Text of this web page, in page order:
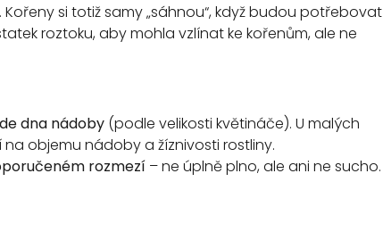
. Kořeny si totiž samy „sáhnou“, když budou potřebovat
roztoku, aby mohla vzlínat ke kořenům, ale ne
dna nádoby (podle velikosti květináče). U malých
na objemu nádoby a žíznivosti rostliny.
rozmezí – ne úplně plno, ale ani ne sucho.